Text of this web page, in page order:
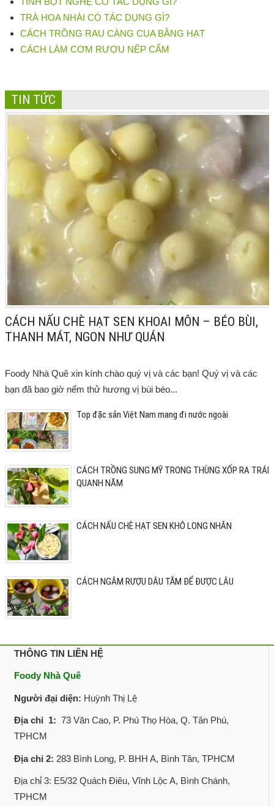
TRÀ HOA NHÀI CÓ TÁC DỤNG GÌ?
CÁCH TRỒNG RAU CÀNG CUA BẰNG HẠT
CÁCH LÀM CƠM RƯỢU NẾP CẨM
TIN TỨC
CÁCH NẤU CHÈ HẠT SEN KHOAI MÔN – BÉO BÙI,
THANH MÁT, NGON NHƯ QUÁN
Foody Nhà Quê xin kính chào quý vị và các bạn! Quý vị và các
bạn đã bao giờ nếm thử hương vị bùi béo...
Top đặc sản Việt Nam mang đi nước ngoài
CÁCH TRỒNG SUNG MỸ TRONG THÙNG XỐP RA TRÁI
QUANH NĂM
CÁCH NẤU CHÈ HẠT SEN KHÔ LONG NHÃN
CÁCH NGÂM RƯỢU DÂU TẰM ĐỂ ĐƯỢC LÂU
THÔNG TIN LIÊN HỆ
Foody Nhà Quê
Người đại diện: Huỳnh Thị Lệ
Địa chỉ 1: 73 Văn Cao, P. Phú Thọ Hòa, Q. Tân Phú,
TPHCM
Địa chỉ 2: 283 Bình Long, P. BHH A, Bình Tân, TPHCM
Địa chỉ 3: E5/32 Quách Điêu, Vĩnh Lộc A, Bình Chánh,
TPHCM